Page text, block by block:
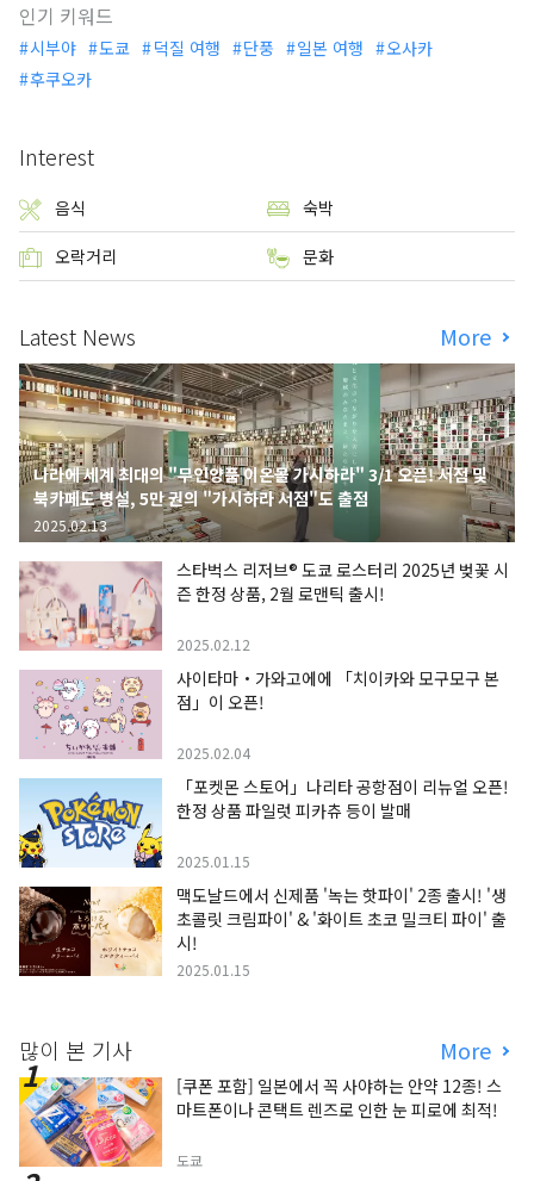
인기 키워드
시부야 도쿄 덕질 여행 단풍 일본 여행
오사카
후쿠오카
Interest
음식 숙박
오락거리 문화
Latest News More
나라에 세계 최대의 "무인양품 이온몰 가시하라" 3/1 오픈! 서점 및
북카페도 병설, 5만 권의 "가시하라 서점"도 출점
2025.02.13
스타벅스 리저브® 도쿄 로스터리 2025년 벚꽃 시
즌 한정 상품, 2월 로맨틱 출시!
2025.02.12
사이타마・가와고에에 「치이카와 모구모구 본
점」이 오픈!
2025.02.04
「포켓몬 스토어」나리타 공항점이 리뉴얼 오픈!
한정 상품 파일럿 피카츄 등이 발매
2025.01.15
맥도날드에서 신제품 '녹는 핫파이' 2종 출시! '생
초콜릿 크림파이' & '화이트 초코 밀크티 파이' 출
시!
2025.01.15
많이 본 기사 More
[쿠폰 포함] 일본에서 꼭 사야하는 안약 12종! 스
마트폰이나 콘택트 렌즈로 인한 눈 피로에 최적!
도쿄